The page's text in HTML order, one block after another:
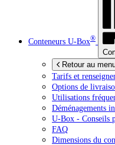
Conteneurs U-Box®
Retour au
Tarifs et
Options de
Utilisations
Déménagements
U-Box - Conseils
FAQ
Dimensions du